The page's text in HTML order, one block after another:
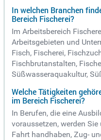
In welchen Branchen
Bereich Fischerei?
Im Arbeitsbereich
Arbeitsgebieten und
Fisch, Fischerei,
Fischbrutanstalten,
Süßwasseraquakultur,
Welche Tätigkeiten
im Bereich Fischerei?
In Berufen, die eine
voraussetzen, werden
Fahrt handhaben, Zug-